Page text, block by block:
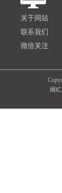
关于网站
联系我们
微信关注
闽